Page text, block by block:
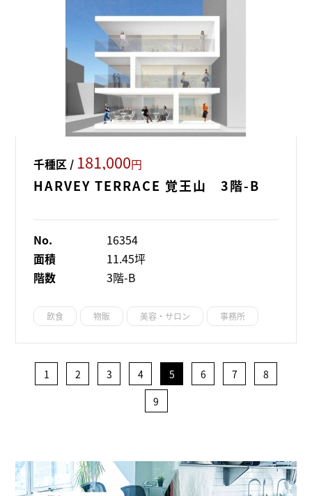
千種区 / 181,000円
HARVEY TERRACE 覚王山 3階-B
No.
16354
面積
11.45坪
階数
3階-B
飲食 物販 美容・サロン 事務所
1 2 3 4 5 6 7
8
9